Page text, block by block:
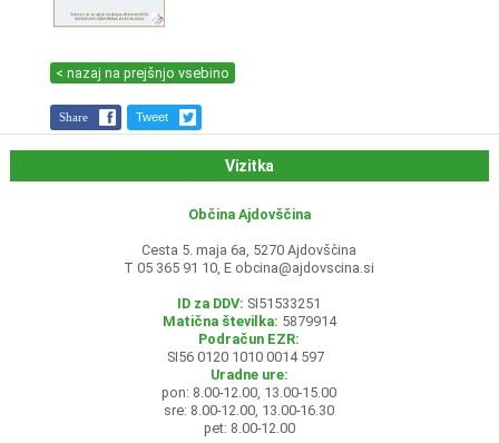
< nazaj na prejšnjo vsebino
Share Tweet
Vizitka
Občina Ajdovščina
Cesta 5. maja 6a, 5270 Ajdovščina
T 05 365 91 10, E obcina@ajdovscina.si
ID za DDV: SI51533251
Matična številka: 5879914
Podračun EZR:
SI56 0120 1010 0014 597
Uradne ure:
pon: 8.00-12.00, 13.00-15.00
sre: 8.00-12.00, 13.00-16.30
pet: 8.00-12.00